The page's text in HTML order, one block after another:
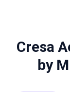
Cresa
by